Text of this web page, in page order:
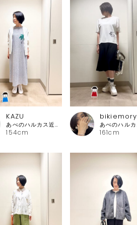
154cm
KAZU
あべのハルカス近鉄本店 ピッコーネ
161cm
bikiemory